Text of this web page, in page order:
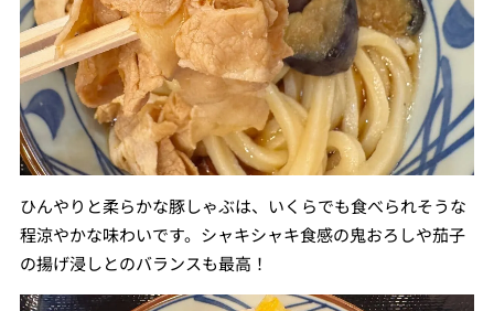
ひんやりと柔らかな豚しゃぶは、いくらでも食べられそうな
程涼やかな味わいです。シャキシャキ食感の鬼おろしや茄子
の揚げ浸しとのバランスも最高！